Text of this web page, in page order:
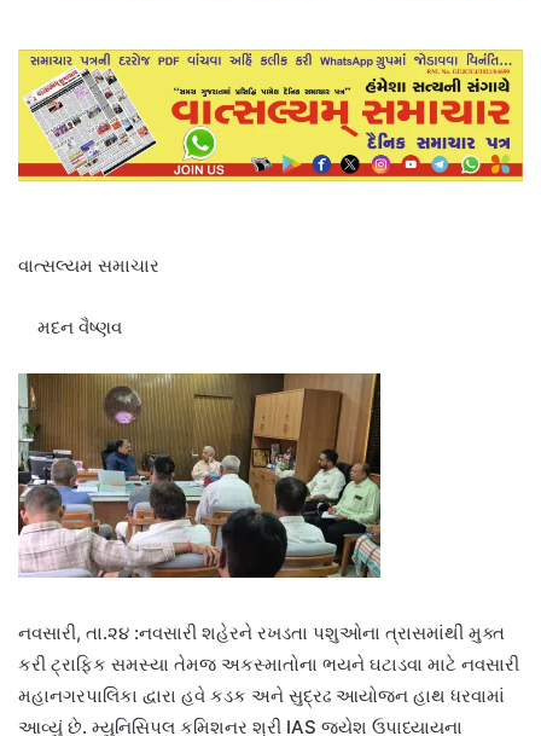
વાત્સલ્યમ સમાચાર
મદન વૈષ્ણવ
નવસારી, તા.૨૪ :નવસારી શહેરને રખડતા પશુઓના ત્રાસમાંથી મુક્ત
કરી ટ્રાફિક સમસ્યા તેમજ અકસ્માતોના ભયને ઘટાડવા માટે નવસારી
મહાનગરપાલિકા દ્વારા હવે કડક અને સુદ્રઢ આયોજન હાથ ધરવામાં
આવ્યું છે. મ્યુનિસિપલ કમિશનર શ્રી IAS જયેશ ઉપાધ્યાયના